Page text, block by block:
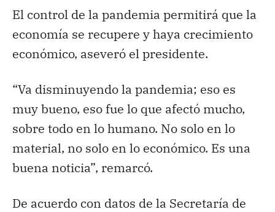
El control de la pandemia permitirá que la
economía se recupere y haya crecimiento
económico, aseveró el presidente.
“Va disminuyendo la pandemia; eso es
muy bueno, eso fue lo que afectó mucho,
sobre todo en lo humano. No solo en lo
material, no solo en lo económico. Es una
buena noticia”, remarcó.
De acuerdo con datos de la Secretaría de